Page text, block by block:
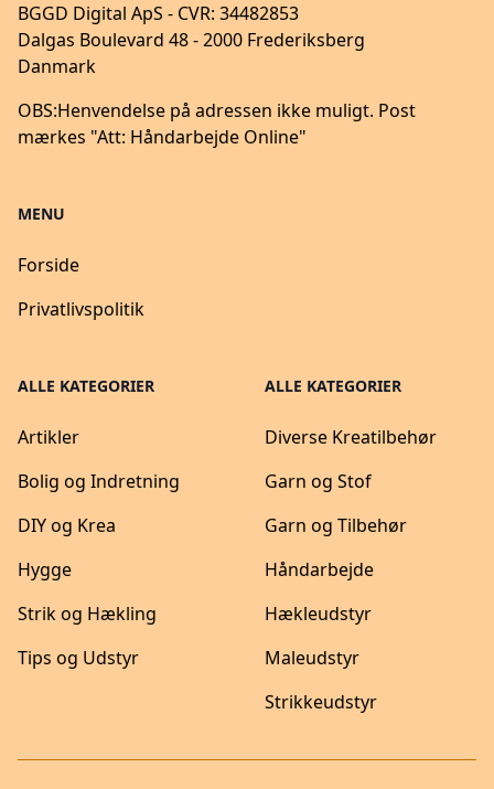
BGGD Digital ApS - CVR: 34482853
Dalgas Boulevard 48 - 2000 Frederiksberg
Danmark
OBS:Henvendelse på adressen ikke muligt. Post
mærkes "Att: Håndarbejde Online"
MENU
Forside
Privatlivspolitik
ALLE KATEGORIER
Artikler
Bolig og Indretning
DIY og Krea
Hygge
Strik og Hækling
Tips og Udstyr
ALLE KATEGORIER
Diverse Kreatilbehør
Garn og Stof
Garn og Tilbehør
Håndarbejde
Hækleudstyr
Maleudstyr
Strikkeudstyr